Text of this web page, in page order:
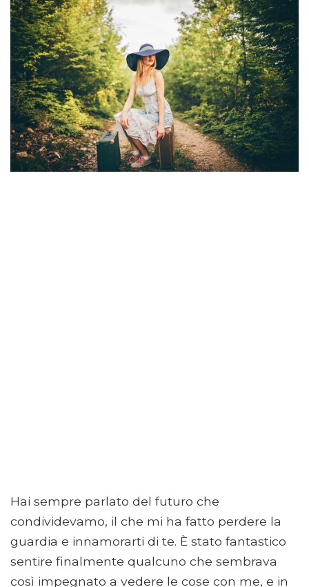
Hai sempre parlato del futuro che
condividevamo, il che mi ha fatto perdere la
guardia e innamorarti di te. È stato fantastico
sentire finalmente qualcuno che sembrava
così impegnato a vedere le cose con me, e in